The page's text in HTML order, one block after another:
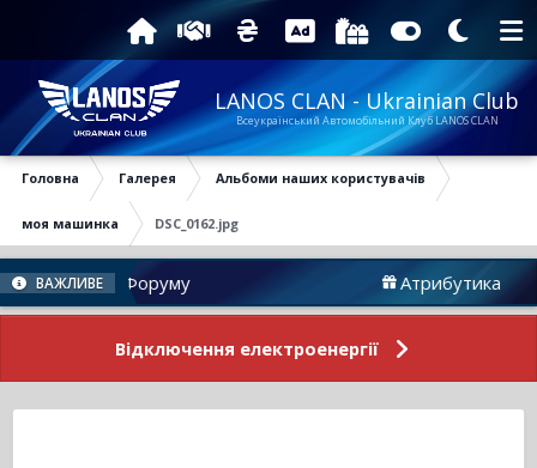
LANOS CLAN - Ukrainian Club
Всеукраїнський Автомобільний Клуб LANOS CLAN
Головна Галерея Альбоми наших користувачів
моя машинка DSC_0162.jpg
ВАЖЛИВЕ
Новини Форуму Атрибутика
Відключення електроенергії